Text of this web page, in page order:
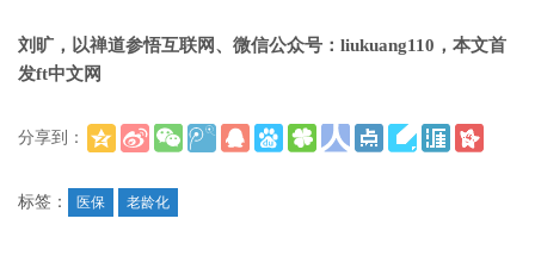
刘旷，以禅道参悟互联网、微信公众号：liukuang110，本文首
发ft中文网
分享到：
标签：
医保 老龄化